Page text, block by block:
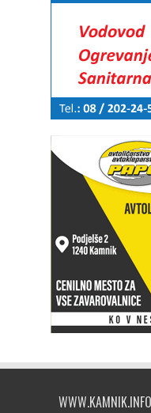
WWW.KAMNIK.INFO